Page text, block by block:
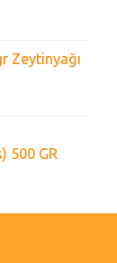
Zeytinyağı
500 GR